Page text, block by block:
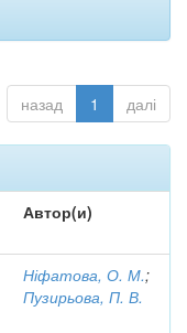
назад 1 далі
Автор(и)
Ніфатова, О. М.;
Пузирьова, П. В.